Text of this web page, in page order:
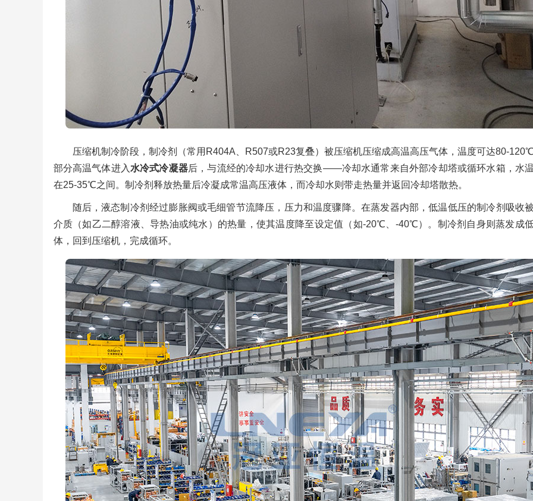
压缩机制冷阶段，制冷剂（常用R404A、R507或R23复叠）被压缩机压缩成高温高压气体，温度可达80-
部分高温气体进入 水冷式冷凝器后，与流经的冷却水进行热交换——冷却水通常来自外部冷却塔或循环水箱，水
在25-35℃之间。制冷剂释放热量后冷凝成常温高压液体，而冷却水则带走热量并返回冷却塔散热。
随后，液态制冷剂经过膨胀阀或毛细管节流降压，压力和温度骤降。在蒸发器内部，低温低压的制冷剂吸收
介质（如乙二醇溶液、导热油或纯水）的热量，使其温度降至设定值（如-20℃、-40℃）。制冷剂自身则蒸发成
体，回到压缩机，完成循环。